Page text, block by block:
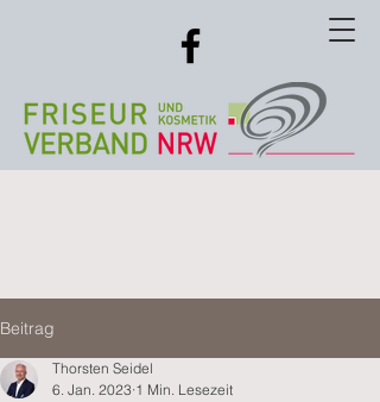
Beitrag
Thorsten Seidel
6. Jan. 2023 1 Min. Lesezeit